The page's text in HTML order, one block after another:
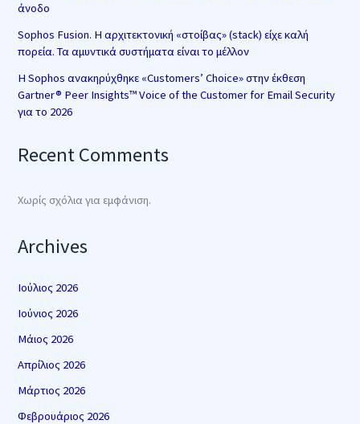
άνοδο
Sophos Fusion. Η αρχιτεκτονική «στοίβας» (stack) είχε καλή
πορεία. Τα αμυντικά συστήματα είναι το μέλλον
Η Sophos ανακηρύχθηκε «Customers’ Choice» στην έκθεση
Gartner® Peer Insights™ Voice of the Customer for Email Security
για το 2026
Recent Comments
Χωρίς σχόλια για εμφάνιση.
Archives
Ιούλιος 2026
Ιούνιος 2026
Μάιος 2026
Απρίλιος 2026
Μάρτιος 2026
Φεβρουάριος 2026